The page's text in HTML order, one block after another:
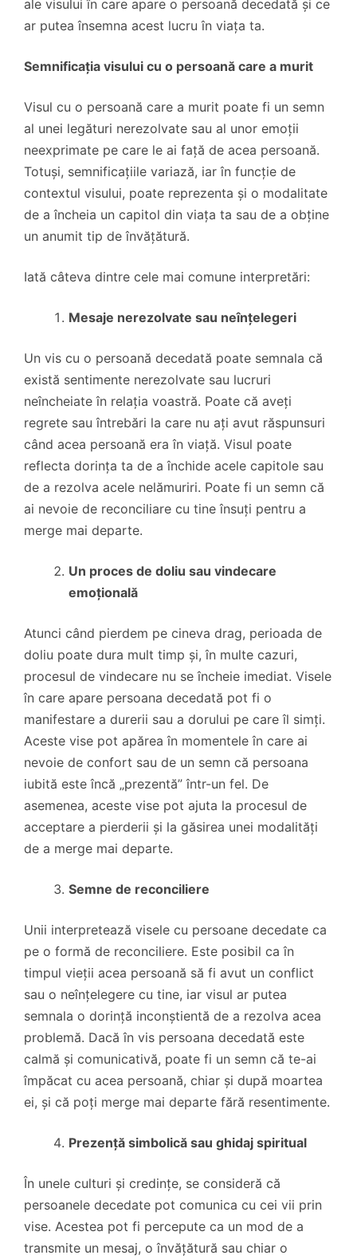
ale visului în care apare o persoană decedată și ce
ar putea însemna acest lucru în viața ta.
Semnificația visului cu o persoană care a murit
Visul cu o persoană care a murit poate fi un semn
al unei legături nerezolvate sau al unor emoții
neexprimate pe care le ai față de acea persoană.
Totuși, semnificațiile variază, iar în funcție de
contextul visului, poate reprezenta și o modalitate
de a încheia un capitol din viața ta sau de a obține
un anumit tip de învățătură.
Iată câteva dintre cele mai comune interpretări:
Mesaje nerezolvate sau neînțelegeri
Un vis cu o persoană decedată poate semnala că
există sentimente nerezolvate sau lucruri
neîncheiate în relația voastră. Poate că aveți
regrete sau întrebări la care nu ați avut răspunsuri
când acea persoană era în viață. Visul poate
reflecta dorința ta de a închide acele capitole sau
de a rezolva acele nelămuriri. Poate fi un semn că
ai nevoie de reconciliare cu tine însuți pentru a
merge mai departe.
Un proces de doliu sau vindecare
emoțională
Atunci când pierdem pe cineva drag, perioada de
doliu poate dura mult timp și, în multe cazuri,
procesul de vindecare nu se încheie imediat. Visele
în care apare persoana decedată pot fi o
manifestare a durerii sau a dorului pe care îl simți.
Aceste vise pot apărea în momentele în care ai
nevoie de confort sau de un semn că persoana
iubită este încă „prezentă” într-un fel. De
asemenea, aceste vise pot ajuta la procesul de
acceptare a pierderii și la găsirea unei modalități
de a merge mai departe.
Semne de reconciliere
Unii interpretează visele cu persoane decedate ca
pe o formă de reconciliere. Este posibil ca în
timpul vieții acea persoană să fi avut un conflict
sau o neînțelegere cu tine, iar visul ar putea
semnala o dorință inconștientă de a rezolva acea
problemă. Dacă în vis persoana decedată este
calmă și comunicativă, poate fi un semn că te-ai
împăcat cu acea persoană, chiar și după moartea
ei, și că poți merge mai departe fără resentimente.
Prezență simbolică sau ghidaj spiritual
În unele culturi și credințe, se consideră că
persoanele decedate pot comunica cu cei vii prin
vise. Acestea pot fi percepute ca un mod de a
transmite un mesaj, o învățătură sau chiar o